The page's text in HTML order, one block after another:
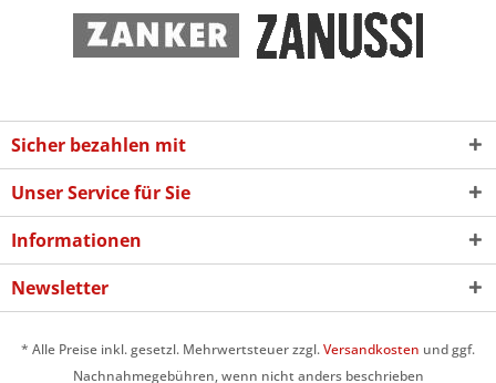
Sicher bezahlen mit
Unser Service für Sie
Informationen
Newsletter
* Alle Preise inkl. gesetzl. Mehrwertsteuer zzgl.Versandkosten und ggf.
Nachnahmegebühren, wenn nicht anders beschrieben